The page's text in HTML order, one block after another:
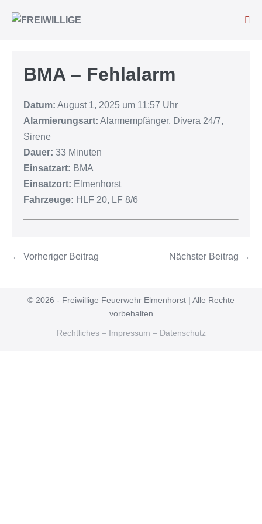
BMA – Fehlalarm
Datum: August 1, 2025 um 11:57 Uhr
Alarmierungsart: Alarmempfänger, Divera 24/7,
Sirene
Dauer: 33 Minuten
Einsatzart: BMA
Einsatzort: Elmenhorst
Fahrzeuge: HLF 20, LF 8/6
← Vorheriger Beitrag Nächster Beitrag →
© 2026 - Freiwillige Feuerwehr Elmenhorst | Alle Rechte
vorbehalten
Rechtliches – Impressum – Datenschutz